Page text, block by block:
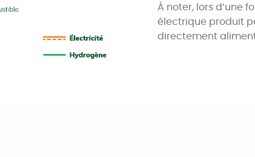
À noter, lors d’une
électrique produit
directement